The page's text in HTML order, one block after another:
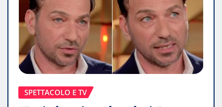
SPETTACOLO E TV